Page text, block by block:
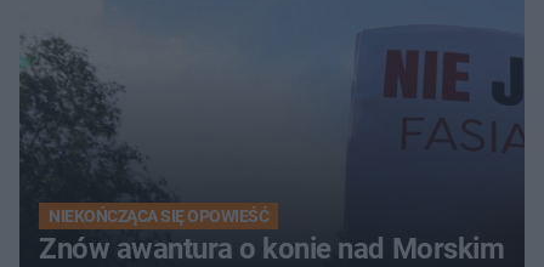
NIEKOŃCZĄCA SIĘ OPOWIEŚĆ
Znów awantura o konie nad Morskim